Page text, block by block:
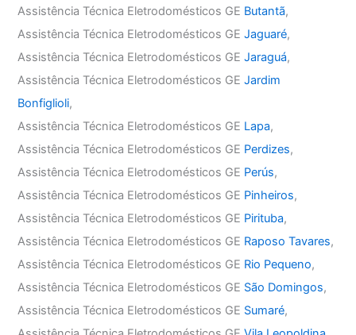
Assistência Técnica Eletrodomésticos GE Butantã,
Assistência Técnica Eletrodomésticos GEJaguaré,
Assistência Técnica Eletrodomésticos GEJaraguá,
Assistência Técnica Eletrodomésticos GEJardim
Bonfiglioli,
Assistência Técnica Eletrodomésticos GE Lapa,
Assistência Técnica Eletrodomésticos GE Perdizes,
Assistência Técnica Eletrodomésticos GE Perús,
Assistência Técnica Eletrodomésticos GE Pinheiros,
Assistência Técnica Eletrodomésticos GE Pirituba,
Assistência Técnica Eletrodomésticos GE Raposo Tavares,
Assistência Técnica Eletrodomésticos GE Rio Pequeno,
Assistência Técnica Eletrodomésticos GE São Domingos,
Assistência Técnica Eletrodomésticos GE Sumaré,